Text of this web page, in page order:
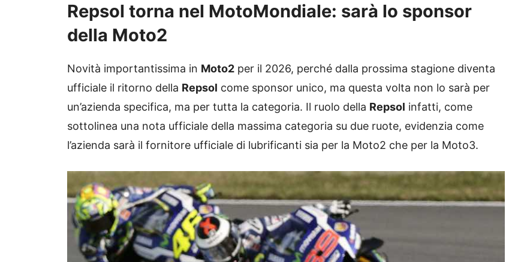
Repsol torna nel MotoMondiale: sarà lo sponsor
della Moto2
Novità importantissima in Moto2 per il 2026, perché dalla prossima stagione diventa
ufficiale il ritorno della Repsol come sponsor unico, ma questa volta non lo sarà per
un’azienda specifica, ma per tutta la categoria. Il ruolo della Repsol infatti, come
sottolinea una nota ufficiale della massima categoria su due ruote, evidenzia come
l’azienda sarà il fornitore ufficiale di lubrificanti sia per la Moto2 che per la Moto3.